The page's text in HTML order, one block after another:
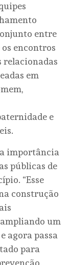
entre
encontros
relacionadas
em
e
importância
públicas de
“Esse
construção
um
agora passa
para